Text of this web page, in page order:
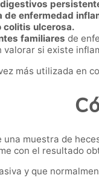
de enfermedad
colitis ulcerosa.
familiares de
valorar si existe
más utilizada en
una muestra de
con el resultado
y que